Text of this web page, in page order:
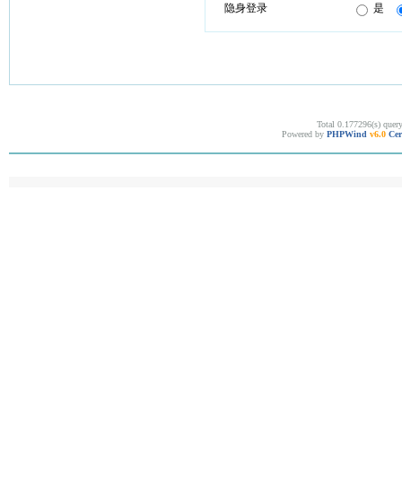
隐身登录 是
Total 0.177296(s)
Powered by PHPWind v6.0